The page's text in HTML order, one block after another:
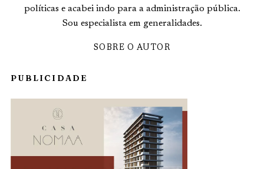
políticas e acabei indo para a administração pública.
Sou especialista em generalidades.
SOBRE O AUTOR
PUBLICIDADE